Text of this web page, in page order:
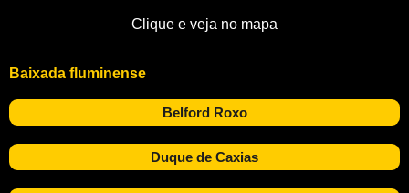
Clique e veja no mapa
Baixada fluminense
Belford Roxo
Duque de Caxias